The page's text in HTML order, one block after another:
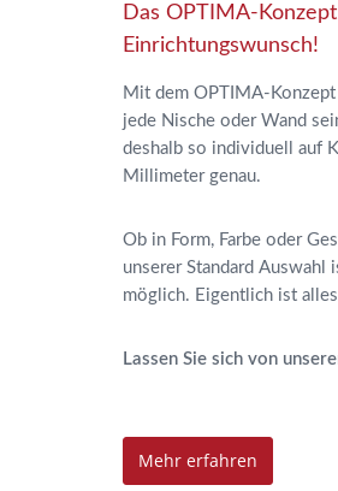
Das OPTIMA-
Einrichtungswunsch!
Mit dem OPTIMA-
jede Nische oder Wand
deshalb so individuell auf
Millimeter genau.
Ob in Form, Farbe oder
unserer Standard
möglich. Eigentlich ist
Lassen Sie sich von
Mehr erfahren